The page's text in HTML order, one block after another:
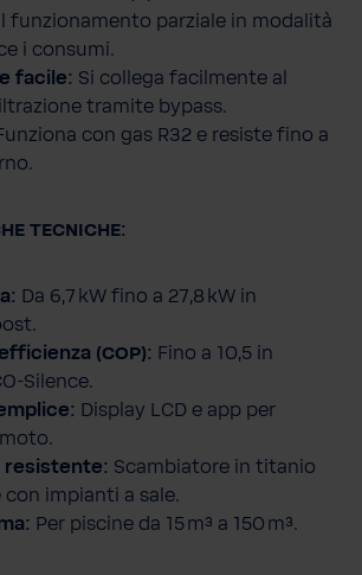
funzionamento parziale in modalità
i consumi.
facile: Si collega facilmente al
tramite bypass.
con gas R32 e resiste fino a
TECNICHE:
Da 6,7 kW fino a 27,8 kW in
(COP): Fino a 10,5 in
Silence.
Display LCD e app per
resistente: Scambiatore in titanio
impianti a sale.
Per piscine da 15 m³ a 150 m³.